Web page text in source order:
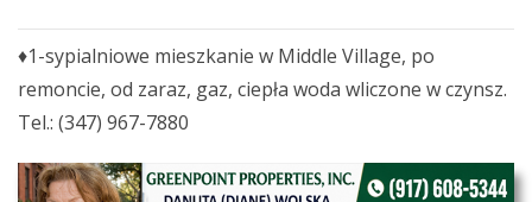
♦1-sypialniowe mieszkanie w Middle Village, po
remoncie, od zaraz, gaz, ciepła woda wliczone w czynsz.
Tel.: (347) 967-7880